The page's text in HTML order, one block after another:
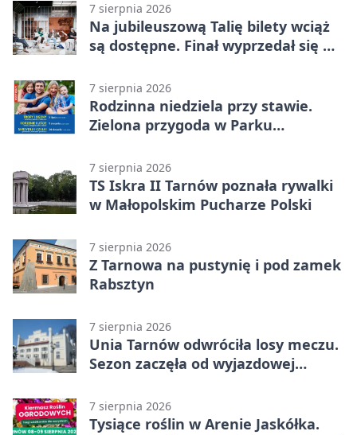
7 sierpnia 2026
Na jubileuszową Talię bilety wciąż
są dostępne. Finał wyprzedał się w
7 sierpnia 2026
Rodzinna niedziela przy stawie.
Zielona przygoda w Parku
7 sierpnia 2026
TS Iskra II Tarnów poznała rywalki
w Małopolskim Pucharze Polski
7 sierpnia 2026
Z Tarnowa na pustynię i pod zamek
Rabsztyn
7 sierpnia 2026
Unia Tarnów odwróciła losy meczu.
Sezon zaczęła od wyjazdowej
7 sierpnia 2026
Tysiące roślin w Arenie Jaskółka.